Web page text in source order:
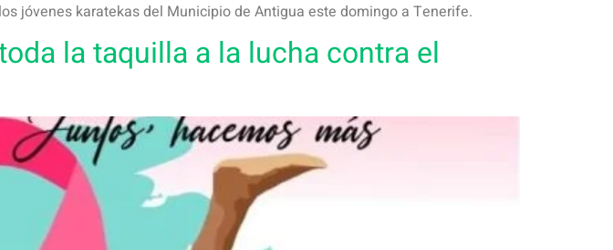
jóvenes karatekas del Municipio de Antigua este domingo a Tenerife.
la taquilla a la lucha contra el